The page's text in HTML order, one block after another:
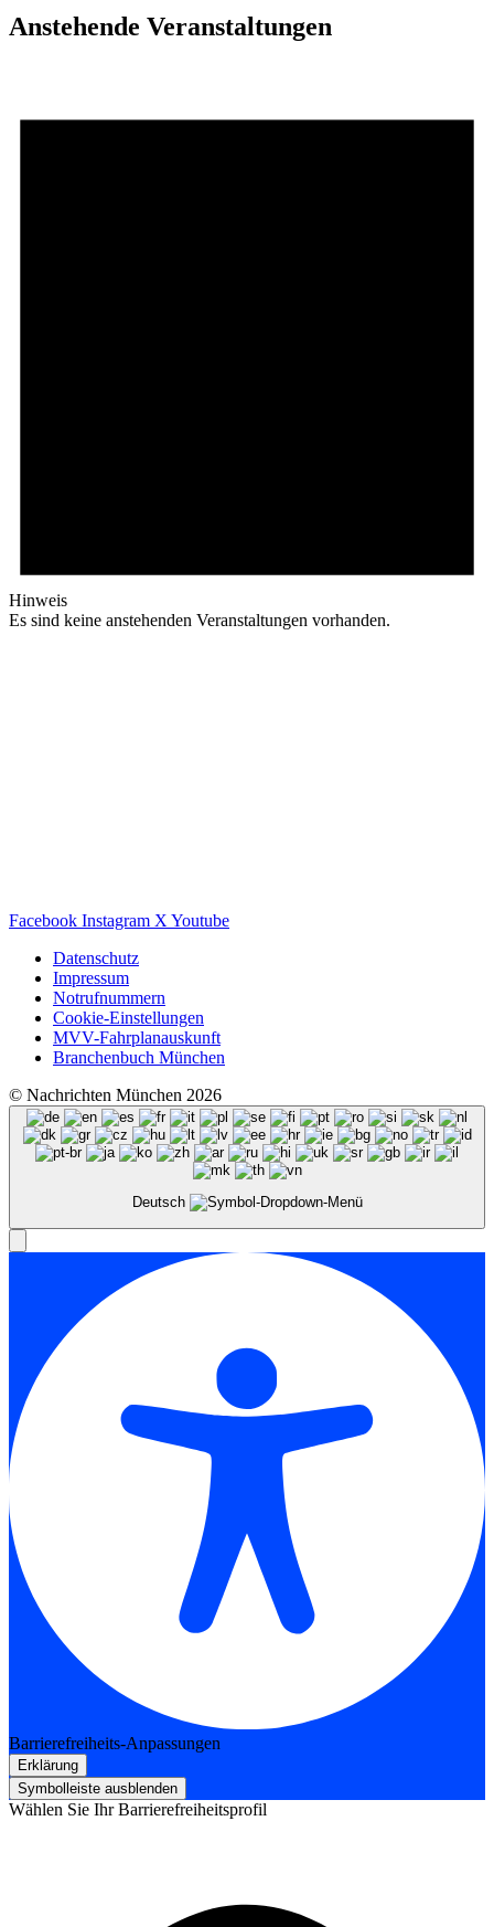
Anstehende Veranstaltungen
Hinweis
Es sind keine anstehenden Veranstaltungen vorhanden.
Facebook Instagram X Youtube
Datenschutz
Impressum
Notrufnummern
Cookie-Einstellungen
MVV-Fahrplanauskunft
Branchenbuch München
© Nachrichten München 2026
Deutsch
Barrierefreiheits-Anpassungen
Erklärung
Symbolleiste ausblenden
Wählen Sie Ihr Barrierefreiheitsprofil